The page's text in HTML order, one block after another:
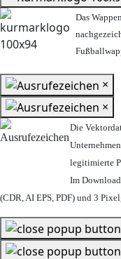
Das
×
×
Die
legitimierte
Im
(CDR, AI EPS, PDF) und 3